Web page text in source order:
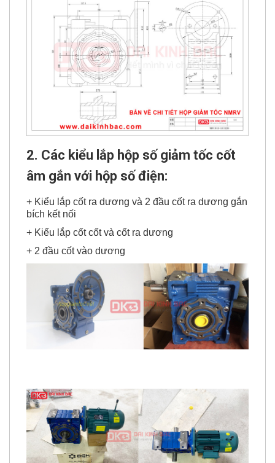
2. Các kiểu lắp hộp số giảm tốc cốt
âm gắn với hộp số điện:
+ Kiểu lắp cốt ra dương và 2 đầu cốt ra dương gắn
bích kết nối
+ Kiểu lắp cốt cốt và cốt ra dương
+ 2 đầu cốt vào dương